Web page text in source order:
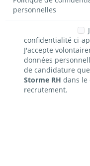
personnelles
confidentialité ci-
J'accepte
données
Storme RH dans le
recrutement.